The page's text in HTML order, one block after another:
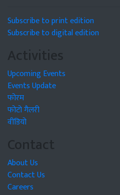
Subscribe to print edition
Subscribe to digital edition
Activities
Upcoming Events
Events Update
फोरम
फोटो गैलरी
वीडियो
Contact
About Us
Contact Us
Careers